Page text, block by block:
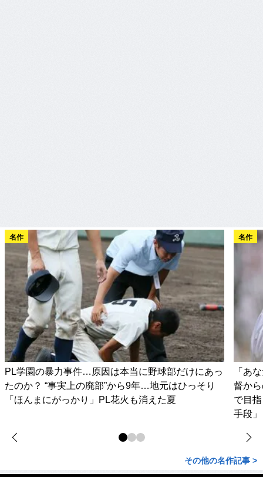
名作
PL学園の暴力事件…原因は本当に野球部だけにあっ
たのか？ “事実上の廃部”から9年…地元はひっそり
「ほんまにがっかり」PL花火も消えた夏
名作
「あ
督か
で目
手段」
その他の名作記事 >